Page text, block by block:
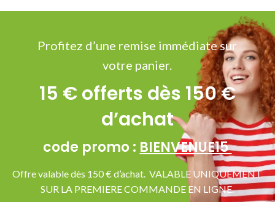
Profitez d’une remise immédiate sur
votre panier.
15 € offerts dès 150 €
d’achat
code promo : BIENVENUE15
Offre valable dès 150 € d’achat. VALABLE UNIQUEMENT
SUR LA PREMIERE COMMANDE EN LIGNE.